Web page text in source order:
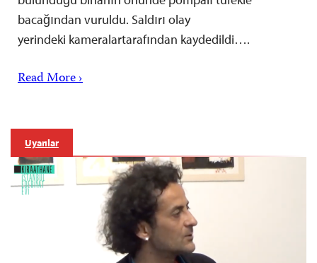
bacağından vuruldu. Saldırı olay
yerindeki kameralartarafından kaydedildi….
Read More ›
Uyarılar